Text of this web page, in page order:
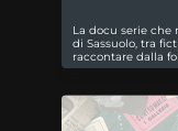
La docu serie che
di Sassuolo, tra
raccontare dalla